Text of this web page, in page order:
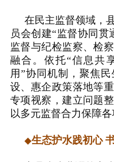
在民主监督领域，
员会创建“监督协同贯
监督与纪检监察、检
融合。依托“信息共
用”协同机制，聚焦
设、惠企政策落地等
专项视察，建立问题
以多元监督合力保障各
◆生态护水践初心